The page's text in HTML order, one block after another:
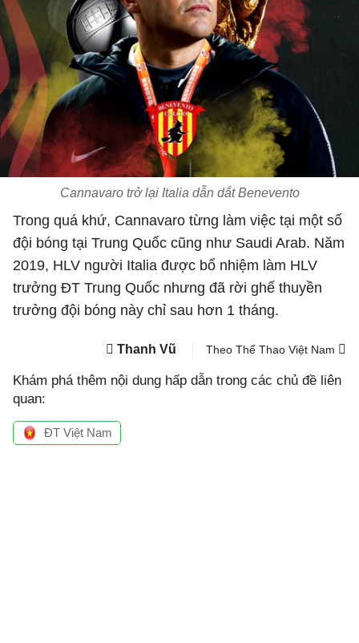
Cannavaro trở lại Italia dẫn dắt Benevento
Trong quá khứ, Cannavaro từng làm việc tại một số
đội bóng tại Trung Quốc cũng như Saudi Arab. Năm
2019, HLV người Italia được bổ nhiệm làm HLV
trưởng ĐT Trung Quốc nhưng đã rời ghế thuyền
trưởng đội bóng này chỉ sau hơn 1 tháng.
Thanh Vũ Theo Thể Thao Việt Nam
Khám phá thêm nội dung hấp dẫn trong các chủ đề liên
quan:
ĐT Việt Nam